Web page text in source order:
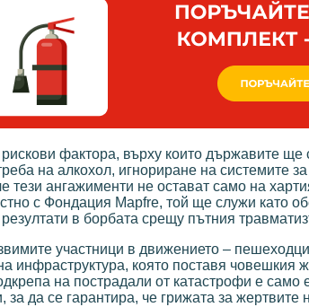
фактора, върху които държавите ще
на алкохол, игнориране на системите
тези ангажименти не остават само на
с Фондация Mapfre, той ще служи като
в борбата срещу пътния
участници в движението –
инфраструктура, която поставя човешкия
на пострадали от катастрофи е само
да се гарантира, че грижата за жертвите